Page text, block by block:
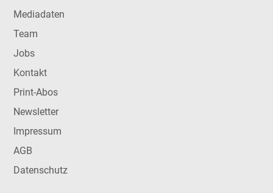
Mediadaten
Team
Jobs
Kontakt
Print-Abos
Newsletter
Impressum
AGB
Datenschutz